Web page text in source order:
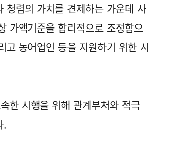
청렴의 가치를 견제하는 가운데 사
가액기준을 합리적으로 조정함으
고 농어업인 등을 지원하기 위한 시
한 시행을 위해 관계부처와 적극
.